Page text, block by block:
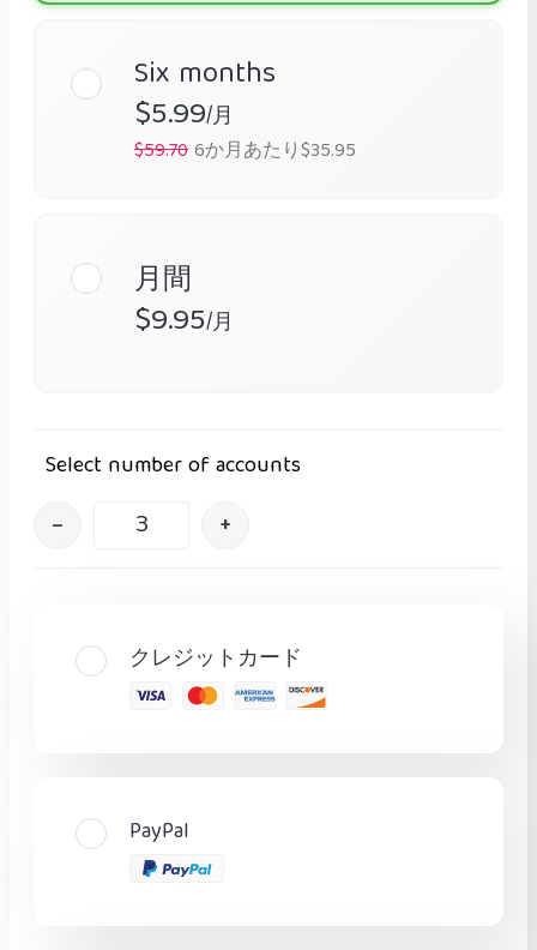
Six months
$5.99/月
$59.706か月あたり$35.95
月間
$9.95/月
Select number of accounts
– +
クレジットカード
PayPal